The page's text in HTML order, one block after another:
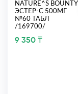
NATURE^S BOUNTY
ЭСТЕР-С 500МГ
№60 ТАБЛ
/169700/
9 350 ₸